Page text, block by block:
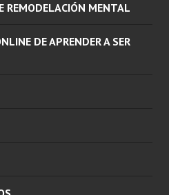
REMODELACIÓN MENTAL
DE APRENDER A SER